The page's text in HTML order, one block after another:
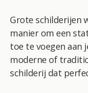
Grote schilderijen
manier om een
toe te voegen aan
moderne of
schilderij dat